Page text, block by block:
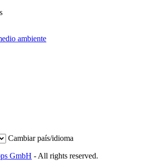
ambiente
Cambiar país/idioma
GmbH - All rights reserved.